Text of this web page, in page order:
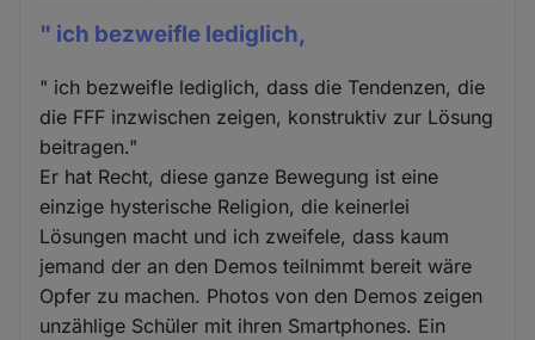
" ich bezweifle lediglich,
" ich bezweifle lediglich, dass die Tendenzen, die
die FFF inzwischen zeigen, konstruktiv zur Lösung
beitragen."
Er hat Recht, diese ganze Bewegung ist eine
einzige hysterische Religion, die keinerlei
Lösungen macht und ich zweifele, dass kaum
jemand der an den Demos teilnimmt bereit wäre
Opfer zu machen. Photos von den Demos zeigen
unzählige Schüler mit ihren Smartphones. Ein